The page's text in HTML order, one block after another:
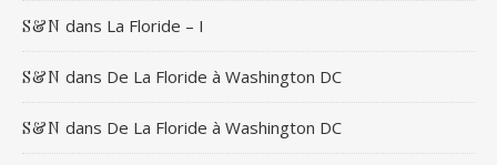
S&N dans La Floride – I
S&N dans De La Floride à Washington DC
S&N dans De La Floride à Washington DC